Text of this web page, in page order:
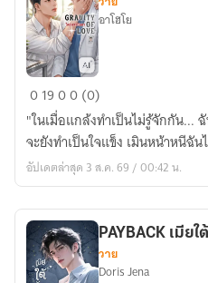
Gravity
of
Love
ไอ
อุ่น
นิล
ลา
อาโฮโย
01900 (0)
"ในเมื่อแกล้งทำเป็นไม่รู้จักกัน...
จะยังทำเป็นใจแข็ง เมินหน้าหนีฉัน
อัปเดตล่าสุด 3 ส.ค. 69 / 00:42 น.
PAYBACK เมีย
วาย
Doris Jena